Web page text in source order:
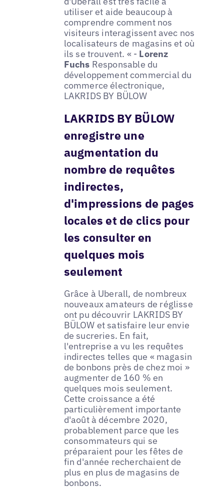
utiliser et aide beaucoup à
comprendre comment nos
visiteurs interagissent avec nos
localisateurs de magasins et où
ils se trouvent. « - Lorenz
Fuchs Responsable du
développement commercial du
commerce électronique,
LAKRIDS BY BÜLOW
LAKRIDS BY BÜLOW
enregistre une
augmentation du
nombre de requêtes
indirectes,
d'impressions de pages
locales et de clics pour
les consulter en
quelques mois
seulement
Grâce à Uberall, de nombreux
nouveaux amateurs de réglisse
ont pu découvrir LAKRIDS BY
BÜLOW et satisfaire leur envie
de sucreries. En fait,
l'entreprise a vu les requêtes
indirectes telles que « magasin
de bonbons près de chez moi »
augmenter de 160 % en
quelques mois seulement.
Cette croissance a été
particulièrement importante
d'août à décembre 2020,
probablement parce que les
consommateurs qui se
préparaient pour les fêtes de
fin d'année recherchaient de
plus en plus de magasins de
bonbons.